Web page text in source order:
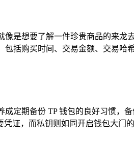
是想要了解一件珍贵商品的来
括购买时间、交易金额、交易
定期备份 TP 钱包的良好习惯，
证，而私钥则如同开启钱包大